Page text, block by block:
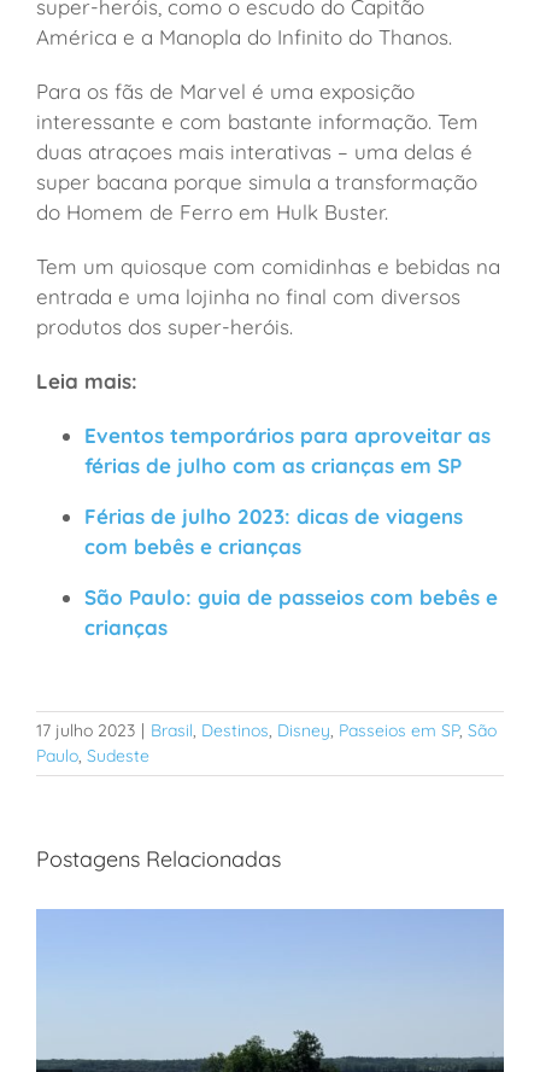
super-heróis, como o escudo do Capitão
América e a Manopla do Infinito do Thanos.
Para os fãs de Marvel é uma exposição
interessante e com bastante informação. Tem
duas atraçoes mais interativas – uma delas é
super bacana porque simula a transformação
do Homem de Ferro em Hulk Buster.
Tem um quiosque com comidinhas e bebidas na
entrada e uma lojinha no final com diversos
produtos dos super-heróis.
Leia mais:
Eventos temporários para aproveitar as
férias de julho com as crianças em SP
Férias de julho 2023: dicas de viagens
com bebês e crianças
São Paulo: guia de passeios com bebês e
crianças
17 julho 2023 | Brasil Destinos Disney Passeios em SP, São
Paulo Sudeste
Postagens Relacionadas